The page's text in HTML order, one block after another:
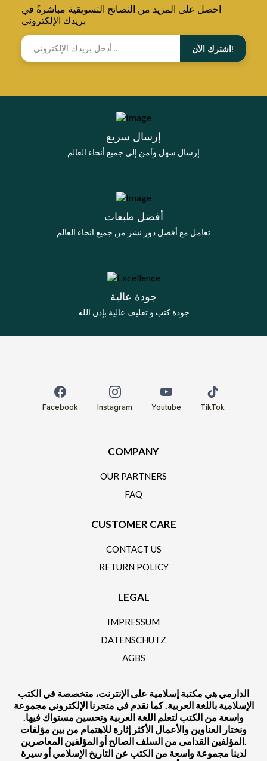
احصل على المزيد من النصائح التسويقية مباشرةً في
بريدك الإلكتروني
اشترك الآن!
إرسال سريع
إرسال سهل وآمن إلي جميع أنحاء العالم
أفضل طبعات
تعامل مع أفضل دور نشر من جميع انحاء العالم
جودة عالية
جودة كتب و تغليف عالية بإذن الله
Facebook Instagram Youtube TikTok
COMPANY
OUR PARTNERS
FAQ
CUSTOMER CARE
CONTACT US
RETURN POLICY
LEGAL
IMPRESSUM
DATENSCHUTZ
AGBS
الدارمي هي مكتبة إسلامية على الإنترنت، متخصصة في الكتب
الإسلامية باللغة العربية. كما نقدم في متجرنا الإلكتروني مجموعة
واسعة من الكتب لتعلم اللغة العربية وتحسين مستواك فيها.
ونختار العناوين والأعمال الأكثر إثارة للاهتمام من بين مؤلفات
المؤلفين القدامى من السلف الصالح أو المؤلفين المعاصرين.
لدينا مجموعة واسعة من الكتب عن التاريخ الإسلامي أو سيرة